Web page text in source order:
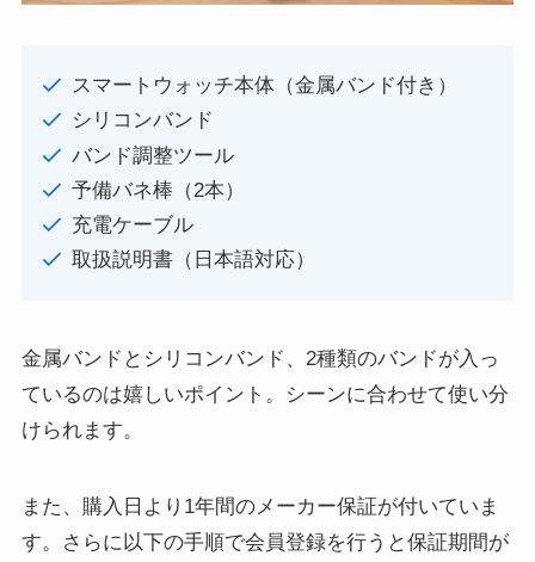
スマートウォッチ本体（金属バンド付き）
シリコンバンド
バンド調整ツール
予備バネ棒（2本）
充電ケーブル
取扱説明書（日本語対応）
金属バンドとシリコンバンド、2種類のバンドが入っ
ているのは嬉しいポイント。シーンに合わせて使い分
けられます。
また、購入日より1年間のメーカー保証が付いていま
す。さらに以下の手順で会員登録を行うと保証期間が